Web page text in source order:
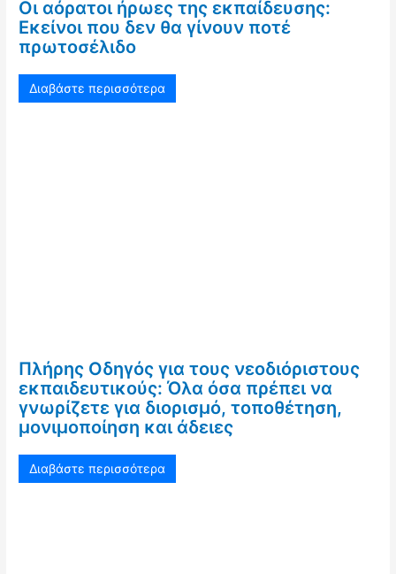
Οι αόρατοι ήρωες της εκπαίδευσης:
Εκείνοι που δεν θα γίνουν ποτέ
πρωτοσέλιδο
Διαβάστε περισσότερα
Πλήρης Οδηγός για τους νεοδιόριστους
εκπαιδευτικούς: Όλα όσα πρέπει να
γνωρίζετε για διορισμό, τοποθέτηση,
μονιμοποίηση και άδειες
Διαβάστε περισσότερα